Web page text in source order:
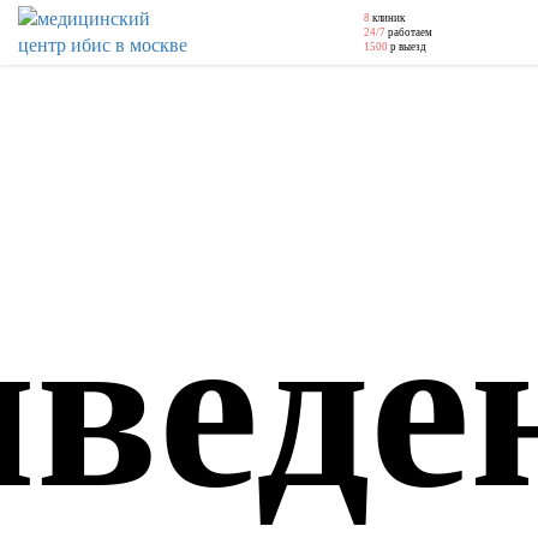
8 клиник
24/7 работаем
1500 р выезд